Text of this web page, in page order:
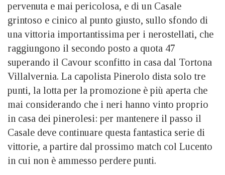
pervenuta e mai pericolosa, e di un Casale
grintoso e cinico al punto giusto, sullo sfondo di
una vittoria importantissima per i nerostellati, che
raggiungono il secondo posto a quota 47
superando il Cavour sconfitto in casa dal Tortona
Villalvernia. La capolista Pinerolo dista solo tre
punti, la lotta per la promozione è più aperta che
mai considerando che i neri hanno vinto proprio
in casa dei pinerolesi: per mantenere il passo il
Casale deve continuare questa fantastica serie di
vittorie, a partire dal prossimo match col Lucento
in cui non è ammesso perdere punti.